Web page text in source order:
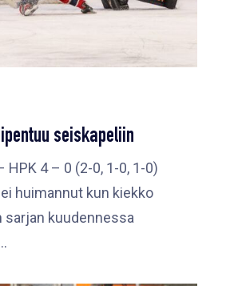
seiskapeliin
HPK 4 – 0 (2-0, 1-0, 1-0)
huimannut kun kiekko
kuudennessa